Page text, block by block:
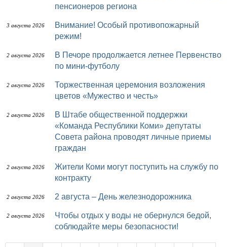
пенсионеров региона
3 августа 2026
Внимание! Особый противопожарный
режим!
2 августа 2026
В Печоре продолжается летнее Первенство
по мини-футболу
2 августа 2026
Торжественная церемония возложения
цветов «Мужество и честь»
2 августа 2026
В Штабе общественной поддержки
«Команда Республики Коми» депутаты
Совета района проводят личные приемы
граждан
2 августа 2026
Жители Коми могут поступить на службу по
контракту
2 августа 2026 2 августа – День железнодорожника
2 августа 2026
Чтобы отдых у воды не обернулся бедой,
соблюдайте меры безопасности!